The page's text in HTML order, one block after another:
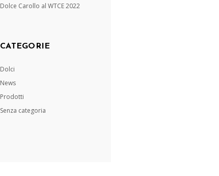
Dolce Carollo al WTCE 2022
CATEGORIE
Dolci
News
Prodotti
Senza categoria